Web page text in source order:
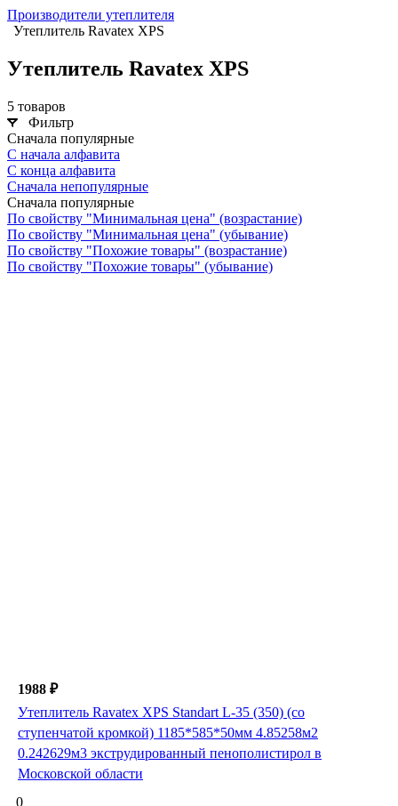
Производители утеплителя
Утеплитель Ravatex XPS
Утеплитель Ravatex XPS
5 товаров
Фильтр
Сначала популярные
С начала алфавита
С конца алфавита
Сначала непопулярные
Сначала популярные
По свойству "Минимальная цена" (возрастание)
По свойству "Минимальная цена" (убывание)
По свойству "Похожие товары" (возрастание)
По свойству "Похожие товары" (убывание)
1988 ₽
Утеплитель Ravatex XPS Standart L-35 (350) (со
ступенчатой кромкой) 1185*585*50мм 4.85258м2
0.242629м3 экструдированный пенополистирол в
Московской области
0